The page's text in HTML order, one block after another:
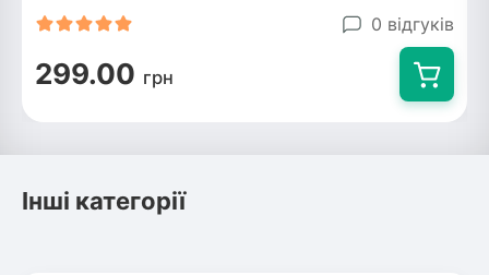
0 відгуків
299.00 грн
Інші категорії